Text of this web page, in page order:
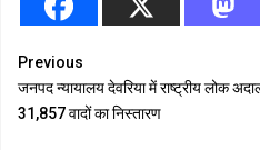
Continue
Reading
Previous
जनपद न्यायालय देवरिया में राष्ट्रीय लोक
31,857 वादों का निस्तारण